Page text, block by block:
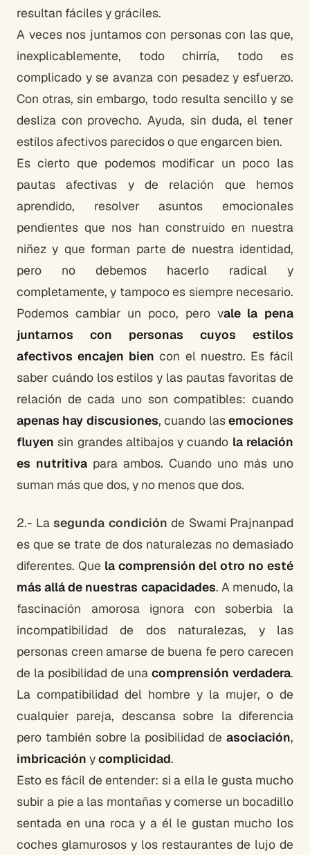
resultan fáciles y gráciles.
A veces nos juntamos con personas con las que,
inexplicablemente, todo chirría, todo es
complicado y se avanza con pesadez y esfuerzo.
Con otras, sin embargo, todo resulta sencillo y se
desliza con provecho. Ayuda, sin duda, el tener
estilos afectivos parecidos o que engarcen bien.
Es cierto que podemos modificar un poco las
pautas afectivas y de relación que hemos
aprendido, resolver asuntos emocionales
pendientes que nos han construido en nuestra
niñez y que forman parte de nuestra identidad,
pero no debemos hacerlo radical y
completamente, y tampoco es siempre necesario.
Podemos cambiar un poco, pero vale la pena
juntarnos con personas cuyos estilos
afectivos encajen bien con el nuestro. Es fácil
saber cuándo los estilos y las pautas favoritas de
relación de cada uno son compatibles: cuando
apenas hay discusiones, cuando lasemociones
fluyen sin grandes altibajos y cuando la relación
es nutritiva para ambos. Cuando uno más uno
suman más que dos, y no menos que dos.
2.- La segunda condición de Swami Prajnanpad
es que se trate de dos naturalezas no demasiado
diferentes. Que la comprensión del otro no esté
más allá de nuestras capacidades. A menudo, la
fascinación amorosa ignora con soberbia la
incompatibilidad de dos naturalezas, y las
personas creen amarse de buena fe pero carecen
de la posibilidad de unacomprensión verdadera.
La compatibilidad del hombre y la mujer, o de
cualquier pareja, descansa sobre la diferencia
pero también sobre la posibilidad de asociación,
imbricación ycomplicidad.
Esto es fácil de entender: si a ella le gusta mucho
subir a pie a las montañas y comerse un bocadillo
sentada en una roca y a él le gustan mucho los
coches glamurosos y los restaurantes de lujo de